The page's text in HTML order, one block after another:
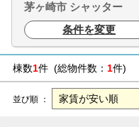
茅ヶ崎市 シャッター
条件を変更
棟数1件 (総物件数： 1件)
並び順 ：